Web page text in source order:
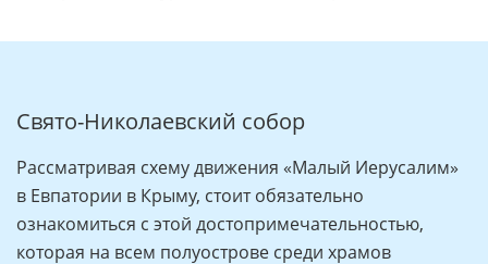
Свято-Николаевский собор
Рассматривая схему движения «Малый Иерусалим»
в Евпатории в Крыму, стоит обязательно
ознакомиться с этой достопримечательностью,
которая на всем полуострове среди храмов